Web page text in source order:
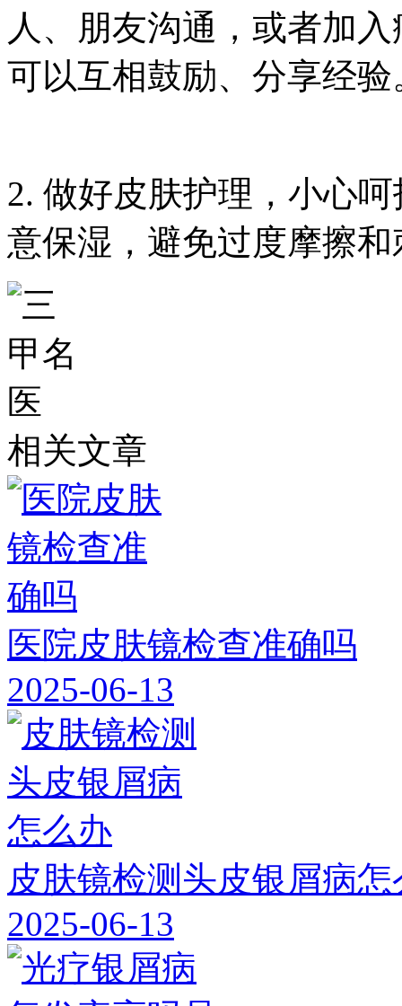
人、朋友沟通，或者加
可以互相鼓励、分享经验
2. 做好皮肤护理，小心
意保湿，避免过度摩擦和
相关文章
医院皮肤镜检查准确吗
2025-06-13
皮肤镜检测头皮银屑病怎
2025-06-13